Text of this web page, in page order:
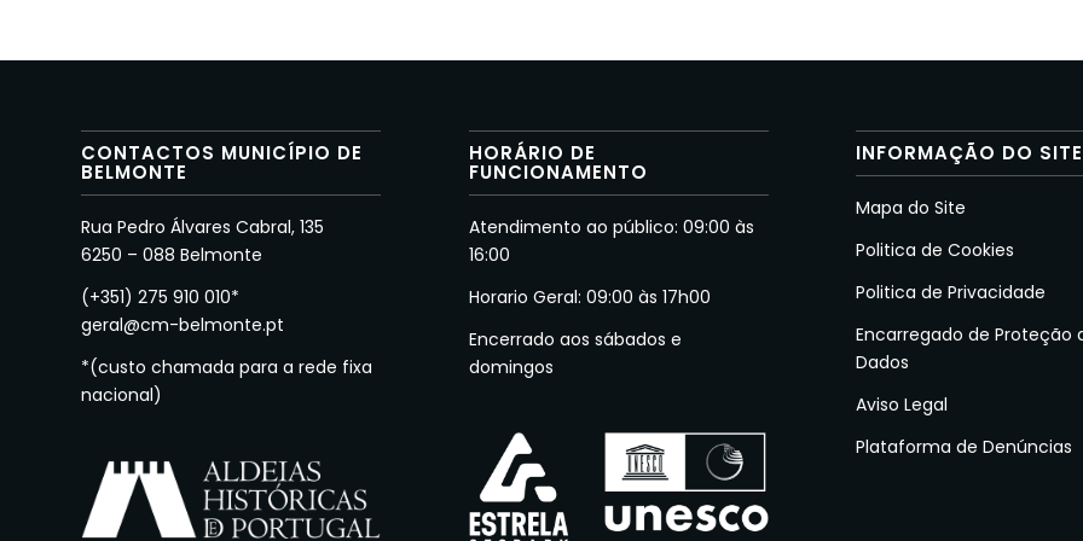
CONTACTOS MUNICÍPIO DE
BELMONTE
Rua Pedro Álvares Cabral, 135
6250 – 088 Belmonte
(+351) 275 910 010*
geral@cm-belmonte.pt
*(custo chamada para a rede fixa
nacional)
HORÁRIO DE
FUNCIONAMENTO
Atendimento ao público: 09:00 às
16:00
Horario Geral: 09:00 às 17h00
Encerrado aos sábados e
domingos
INFORMAÇÃO DO SITE
Mapa do Site
Politica de Cookies
Politica de Privacidade
Encarregado de Proteção
Dados
Aviso Legal
Plataforma de Denúncias